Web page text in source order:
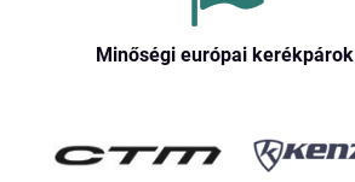
Minőségi európai kerékpárok